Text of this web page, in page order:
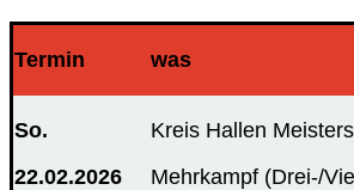
Termin was
So.
22.02.2026
Kreis Hallen
Mehrkampf (Drei-/